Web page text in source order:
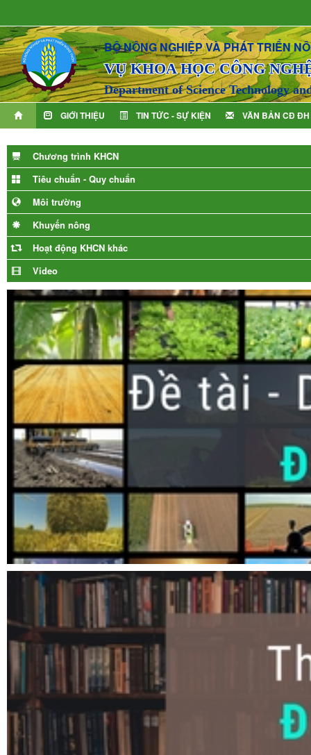
BỘ NÔNG NGHIỆP VÀ PHÁT TRIỂN
VỤ KHOA HỌC CÔNG
Department of Science Technology
GIỚI THIỆU TIN TỨC - SỰ KIỆN VĂN BẢN CĐ ĐH
Chương trình KHCN
Tiêu chuẩn - Quy chuẩn
Môi trường
Khuyến nông
Hoạt động KHCN khác
Video